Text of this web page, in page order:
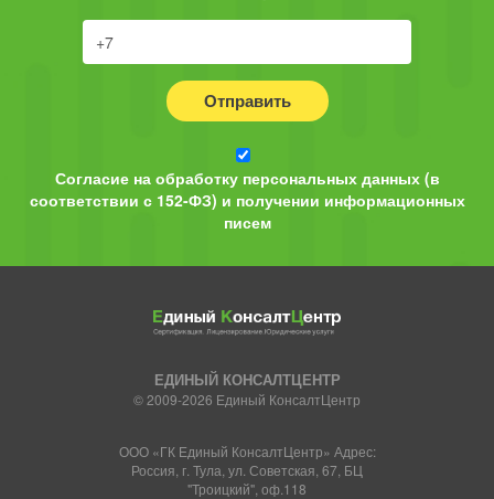
Отправить
Согласие на обработку персональных данных (в
соответствии с 152-ФЗ) и получении информационных
писем
ЕДИНЫЙ КОНСАЛТЦЕНТР
© 2009-2026 Единый КонсалтЦентр
ООО «ГК Единый КонсалтЦентр» Адрес:
Россия, г. Тула, ул. Советская, 67, БЦ
"Троицкий", оф.118